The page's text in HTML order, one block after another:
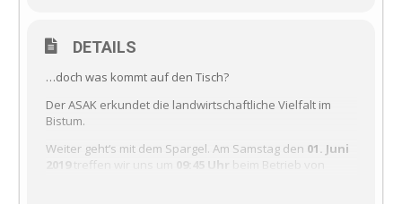
DETAILS
…doch was kommt auf den Tisch?
Der ASAK erkundet die landwirtschaftliche Vielfalt im
Bistum.
Weiter geht‘s mit dem Spargel. Am Samstag den 01. Juni
2019 treffen wir uns um 09:45 Uhr beim Betrieb von